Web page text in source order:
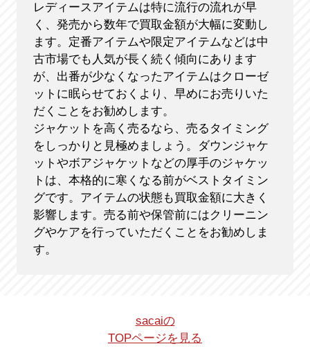
レディースアイテムは特に流行の流れが早
く、発売から数年で買取金額が大幅に変動し
ます。定番アイテムや限定アイテムなどは中
古市場でも人気が長く続く傾向にあります
が、出番が少なくなったアイテムはクローゼ
ットに眠らせておくより、早めにお売りいた
だくことをお勧めします。
ジャケットを高く売るなら、売るタイミング
をしっかりと見極めましょう。ダウンジャケ
ットやボアジャケットなどの厚手のジャケッ
トは、本格的に寒くなる前がベストタイミン
グです。アイテムの状態も買取金額に大きく
影響します。売る前や保管前にはクリーニン
グやケアを行っていただくことをお勧めしま
す。
sacaiの
TOPページを見る